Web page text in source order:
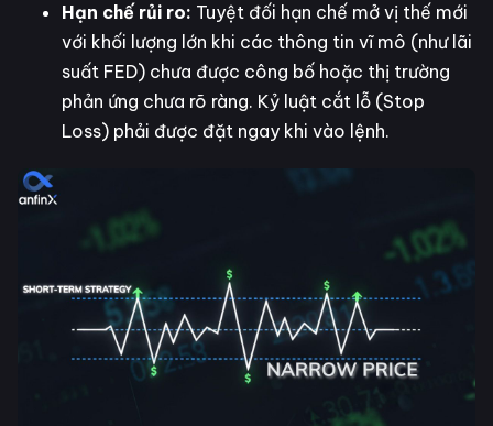
Hạn chế rủi ro: Tuyệt đối hạn chế mở vị thế mới
với khối lượng lớn khi các thông tin vĩ mô (như lãi
suất FED) chưa được công bố hoặc thị trường
phản ứng chưa rõ ràng. Kỷ luật cắt lỗ (Stop
Loss) phải được đặt ngay khi vào lệnh.